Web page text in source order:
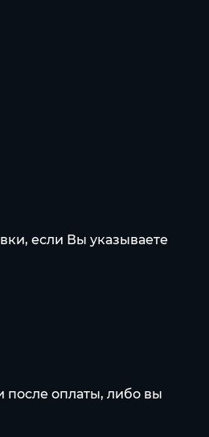
если Вы указываете
после оплаты, либо вы